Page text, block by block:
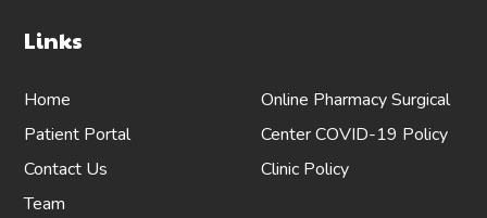
Links
Home
Patient Portal
Contact Us
Team
Online PharmacySurgical
CenterCOVID-19 Policy
Clinic Policy